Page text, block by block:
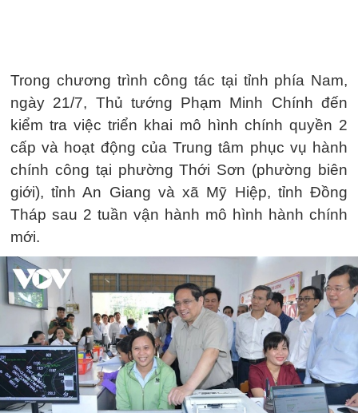
Trong chương trình công tác tại tỉnh phía Nam,
ngày 21/7, Thủ tướng Phạm Minh Chính đến
kiểm tra việc triển khai mô hình chính quyền 2
cấp và hoạt động của Trung tâm phục vụ hành
chính công tại phường Thới Sơn (phường biên
giới), tỉnh An Giang và xã Mỹ Hiệp, tỉnh Đồng
Tháp sau 2 tuần vận hành mô hình hành chính
mới.